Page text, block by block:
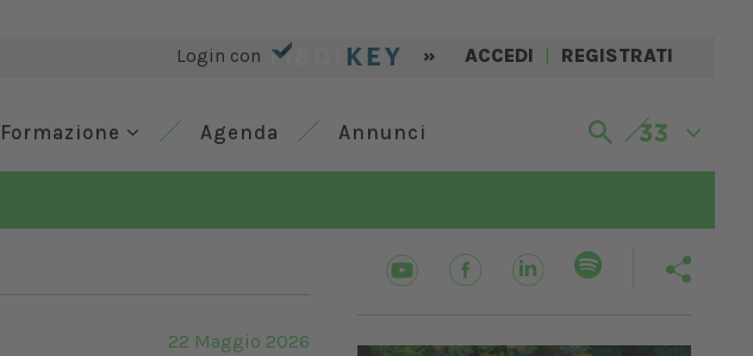
Login con » ACCEDI | REGISTRATI
Formazione Agenda Annunci
22 Maggio 2026